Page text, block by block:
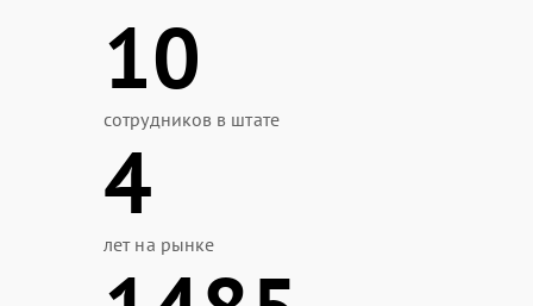
10
сотрудников в штате
4
лет на рынке